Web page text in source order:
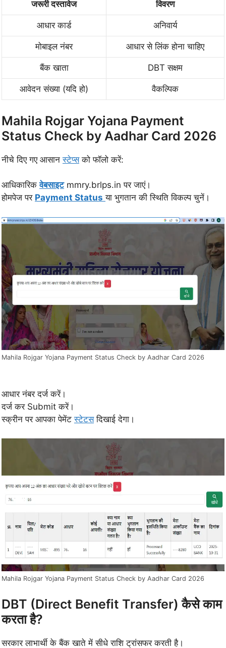
जरूरी दस्तावेज विवरण
आधार कार्ड अनिवार्य
मोबाइल नंबर आधार से लिंक होना चाहिए
बैंक खाता DBT सक्षम
आवेदन संख्या (यदि हो) वैकल्पिक
Mahila Rojgar Yojana Payment
Status Check by Aadhar Card 2026
नीचे दिए गए आसानस्टेप्सको फॉलो करें:
आधिकारिकवेबसाइटmmry.brlps.in पर जाएं।
होमपेज पर Payment Status या भुगतान की स्थिति विकल्प चुनें।
Mahila Rojgar Yojana Payment Status Check by Aadhar Card 2026
आधार नंबर दर्ज करें।
दर्ज कर Submit करें।
स्क्रीन पर आपका पेमेंटस्टेटसदिखाई देगा।
Mahila Rojgar Yojana Payment Status Check by Aadhar Card 2026
DBT (Direct Benefit Transfer) कैसे काम
करता है?
सरकार लाभार्थी के बैंक खाते में सीधे राशि ट्रांसफर करती है।